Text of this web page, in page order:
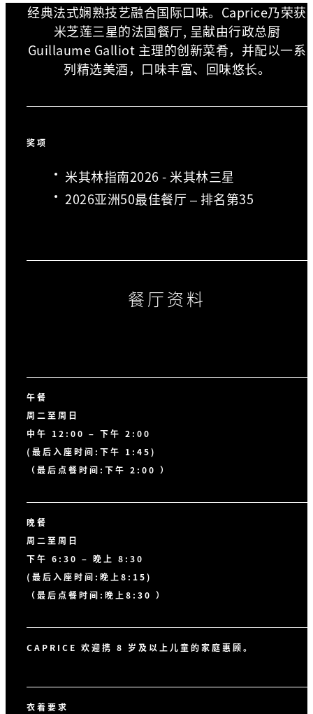
经典法式娴熟技艺融合国际口味。Caprice乃荣获
米芝莲三星的法国餐厅, 呈献由行政总厨
Guillaume Galliot 主理的创新菜肴，并配以一系
列精选美酒，口味丰富、回味悠长。
奖项
米其林指南2026 - 米其林三星
2026亚洲50最佳餐厅 – 排名第35
餐厅资料
午餐
周二至周日
中午 12:00 – 下午 2:00
(最后入座时间:下午 1:45)
（最后点餐时间:下午 2:00 ）
晚餐
周二至周日
下午 6:30 – 晚上 8:30
(最后入座时间:晚上8:15)
（最后点餐时间:晚上8:30 ）
CAPRICE 欢迎携 8 岁及以上儿童的家庭惠顾。
衣着要求